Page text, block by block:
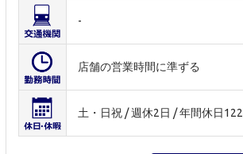
-
店舗の営業時間に準ずる
土・日祝 / 週休2日 / 年間休日